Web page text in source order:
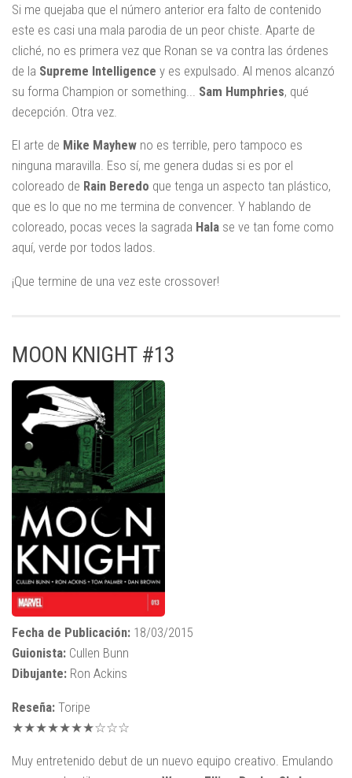
Si me quejaba que el número anterior era falto de contenido
este es casi una mala parodia de un peor chiste. Aparte de
cliché, no es primera vez que Ronan se va contra las órdenes
de la Supreme Intelligence y es expulsado. Al menos alcanzó
su forma Champion or something... Sam Humphries, qué
decepción. Otra vez.
El arte de Mike Mayhew no es terrible, pero tampoco es
ninguna maravilla. Eso sí, me genera dudas si es por el
coloreado de Rain Beredo que tenga un aspecto tan plástico,
que es lo que no me termina de convencer. Y hablando de
coloreado, pocas veces la sagrada Hala se ve tan fome como
aquí, verde por todos lados.
¡Que termine de una vez este crossover!
MOON KNIGHT #13
Fecha de Publicación: 18/03/2015
Guionista: Cullen Bunn
Dibujante: Ron Ackins
Reseña: Toripe
★★★★★★★☆☆☆
Muy entretenido debut de un nuevo equipo creativo. Emulando